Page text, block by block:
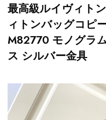
最高級ルイヴィト
ィトンバッグコピ
M82770 モノグラ
ス シルバー金具